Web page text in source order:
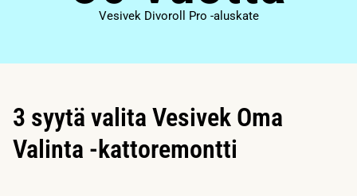
Vesivek Divoroll Pro -aluskate
3 syytä valita Vesivek Oma
Valinta -kattoremontti